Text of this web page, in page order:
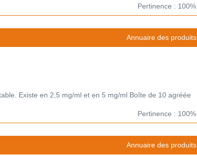
Pertinence : 100%
Annuaire des produits
Existe en 2,5 mg/ml et en 5 mg/ml Boîte de 10 agréée
Pertinence : 100%
Annuaire des produits